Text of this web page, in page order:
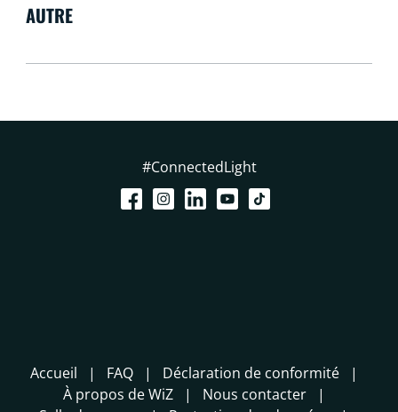
AUTRE
#ConnectedLight
Accueil FAQ
Déclaration de conformité
À propos de WiZ
Nous contacter